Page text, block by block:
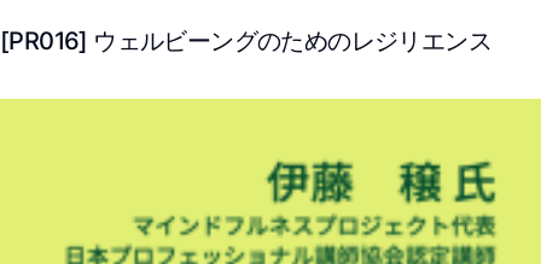
[PR016] ウェルビーングのためのレジリエンス